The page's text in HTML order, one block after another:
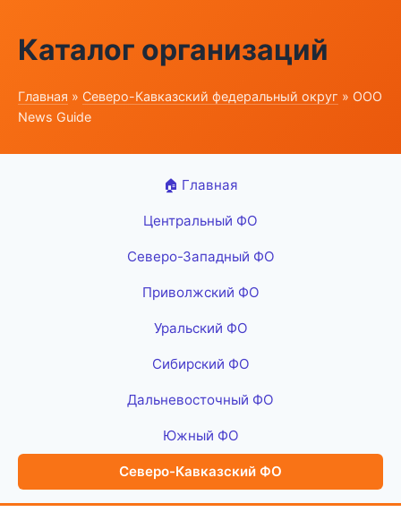
Каталог организаций
Главная » Северо-Кавказский федеральный округ » ООО
News Guide
🏠 Главная
Центральный ФО
Северо-Западный ФО
Приволжский ФО
Уральский ФО
Сибирский ФО
Дальневосточный ФО
Южный ФО
Северо-Кавказский ФО